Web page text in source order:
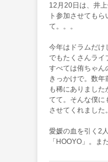
12月20日は、井
ト参加させても
て。。。
今年はドラムだけ
でもたくさんライ
すべては侑ちゃん
きっかけで。数年
も稀にありました
てて。そんな僕に
させてくれました。
愛媛の血を引く2
「HOOYO」。ま